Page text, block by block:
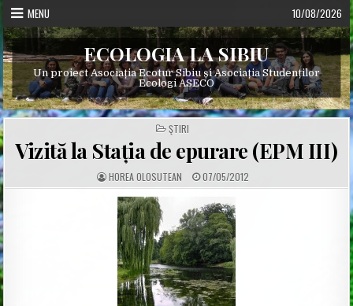
Skip
content
MENU 10/08/2026
ECOLOGIA LA SIBIU
Un proiect Asociația Ecotur Sibiu și Asociația Studenților
Ecologi ASECO
POSTED
IN
ŞTIRI
Vizită la Stația de epurare (EPM III)
A
U
HOREA OLOSUTEAN P
U
L
I
S
H
E
D
D
A
T
E
:
07/05/2012